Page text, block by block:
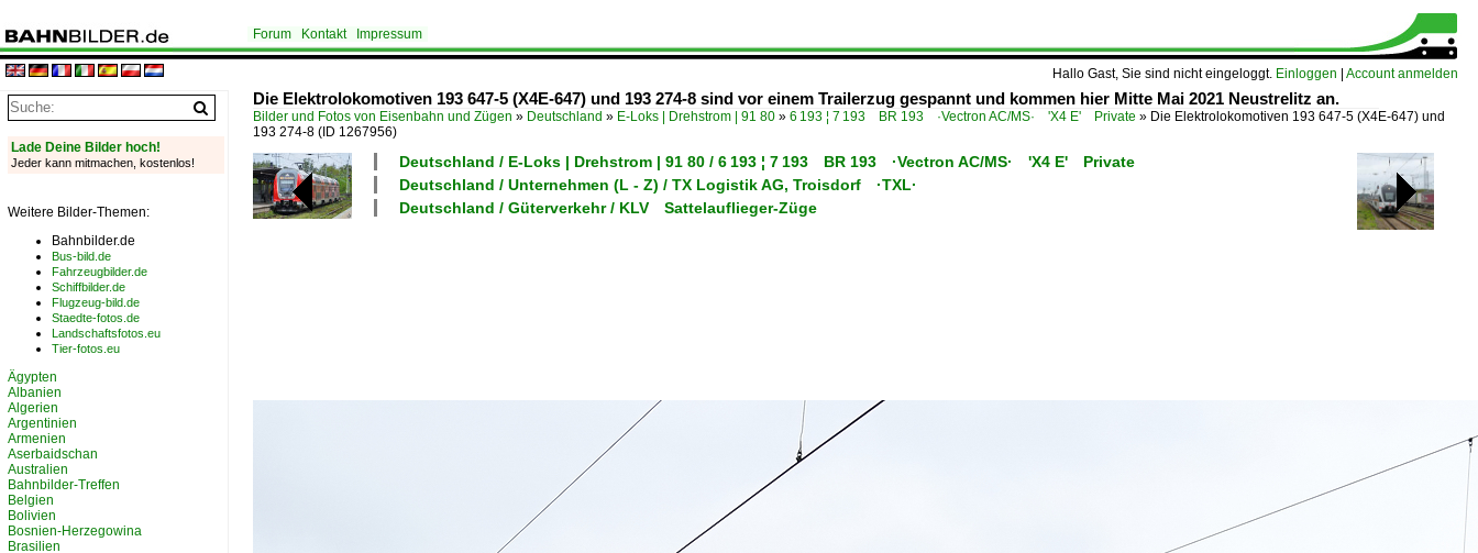
Hallo Gast, Sie sind nicht eingeloggt. Einloggen Account anmelden
Forum Kontakt Impressum
Die Elektrolokomotiven 193 647-5 (X4E-647) und 193 274-8 sind vor einem Trailerzug gespannt und kommen hier Mitte Mai 2021 Neustrelitz an.
Bilder und Fotos von Eisenbahn und Zügen » Deutschland » E-Loks | Drehstrom | 91 80 » 6 193 ¦ 7 193 BR 193 ·Vectron AC/MS· 'X4 E' Private » Die Elektrolokomotiven 193 647-5 (X4E-647) und
193 274-8 (ID 1267956)
Deutschland / E-Loks | Drehstrom | 91 80 / 6 193 ¦ 7 193 BR 193 ·Vectron AC/MS· 'X4 E' Private
Deutschland / Unternehmen (L - Z) / TX Logistik AG, Troisdorf ·TXL·
Deutschland / Güterverkehr / KLV Sattelauflieger-Züge
Lade Deine Bilder hoch!
Jeder kann mitmachen, kostenlos!
Weitere Bilder-Themen:
Bahnbilder.de
Bus-bild.de
Fahrzeugbilder.de
Schiffbilder.de
Flugzeug-bild.de
Staedte-fotos.de
Landschaftsfotos.eu
Tier-fotos.eu
Ägypten
Albanien
Algerien
Argentinien
Armenien
Aserbaidschan
Australien
Bahnbilder-Treffen
Belgien
Bolivien
Bosnien-Herzegowina
Brasilien